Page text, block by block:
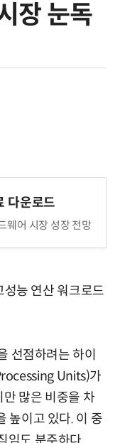
장 눈독
다운로드
웨어 시장 성장 전망
성능 연산 워크로드
선점하려는 하이
Units)가
많은 비중을 차
높이고 있다. 이 중